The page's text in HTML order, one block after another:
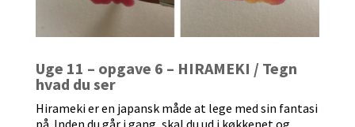
Uge 11 – opgave 6 – HIRAMEKI / Tegn
hvad du ser
Hirameki er en japansk måde at lege med sin fantasi